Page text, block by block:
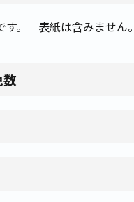
す。 表紙は含みません。